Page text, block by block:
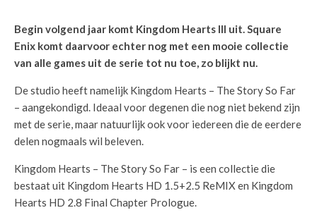
Begin volgend jaar komt Kingdom Hearts III uit. Square
Enix komt daarvoor echter nog met een mooie collectie
van alle games uit de serie tot nu toe, zo blijkt nu.
De studio heeft namelijk Kingdom Hearts – The Story So Far
– aangekondigd. Ideaal voor degenen die nog niet bekend zijn
met de serie, maar natuurlijk ook voor iedereen die de eerdere
delen nogmaals wil beleven.
Kingdom Hearts – The Story So Far – is een collectie die
bestaat uit Kingdom Hearts HD 1.5+2.5 ReMIX en Kingdom
Hearts HD 2.8 Final Chapter Prologue.